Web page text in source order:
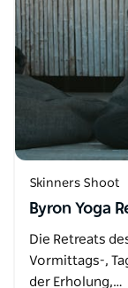
Skinners Shoot
Byron Yoga
Die Retreats
Vormittags-,
der Erholung,…